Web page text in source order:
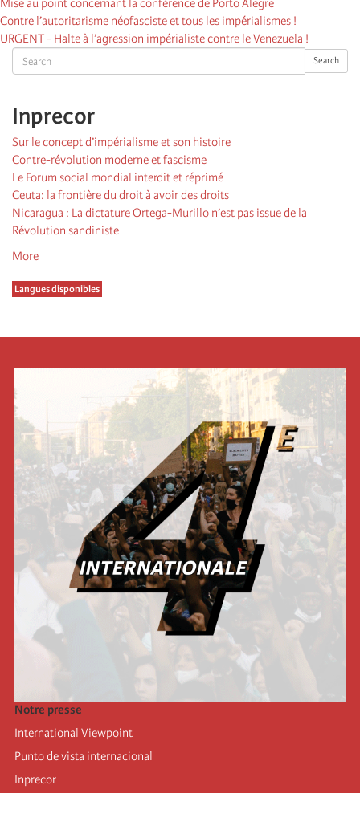
Search Search
Inprecor
Sur le concept d’impérialisme et son histoire
Contre-révolution moderne et fascisme
Le Forum social mondial interdit et réprimé
Ceuta: la frontière du droit à avoir des droits
Nicaragua : La dictature Ortega-Murillo n’est pas issue de la
Révolution sandiniste
More
Langues disponibles
Mise au point concernant la conférence de Porto Alegre
Contre l’autoritarisme néofasciste et tous les impérialismes !
URGENT - Halte à l’agression impérialiste contre le Venezuela !
Notre presse
International Viewpoint
Punto de vista internacional
Inprecor